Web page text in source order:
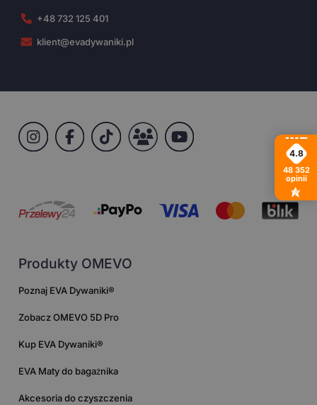
+48 732 125 401
klient@evadywaniki.pl
Produkty OMEVO
Poznaj EVA Dywaniki®
Zobacz OMEVO 5D Pro
Kup EVA Dywaniki®
EVA Maty do bagażnika
Akcesoria do czyszczenia
4.8
48 352
opinii